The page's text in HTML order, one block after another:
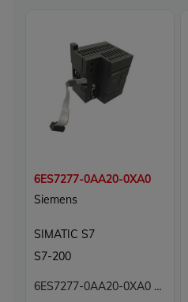
6ES7277-0AA20-0XA0
Siemens
SIMATIC S7
S7-200
6ES7277-0AA20-0XA0 Simatic S7 Siemens